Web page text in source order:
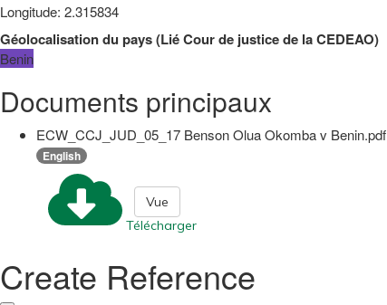
Longitude: 2.315834
Géolocalisation du pays(LiéCour de justice de la CEDEAO)
Benin
Documents principaux
ECW_CCJ_JUD_05_17 Benson Olua Okomba v Benin.pdf
English
Télécharger
Vue
Create Reference